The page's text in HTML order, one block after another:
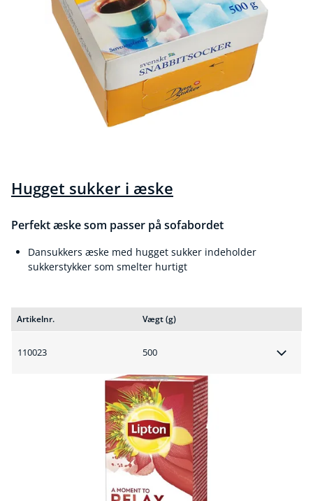
Hugget sukker i æske
Perfekt æske som passer på sofabordet
Dansukkers æske med hugget sukker indeholder
sukkerstykker som smelter hurtigt
Artikelnr. Vægt (g)
110023 500